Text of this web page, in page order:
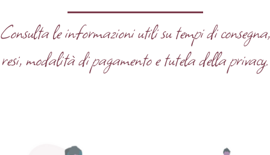
Consulta le informazioni utili su tempi di consegna,
resi, modalità di pagamento e tutela della privacy.